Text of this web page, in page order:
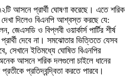
আসনে প্রার্থী ঘোষণা করেছে। এতে শরিক
দিলেও বিএনপি আশ্বস্ত করছে যে:
ও বিপ্লবী ওয়ার্কার্স পার্টির শীর্ষ
দেবে না। সমঝোতার ভিত্তিতে যেসব
সেখানে ইতিমধ্যে ঘোষিত বিএনপির
অনেক আসনে শরিক দলগুলো চাইলে ধানের
প্রতীকে প্রতিদ্বন্দ্বিতা করতে পারবে।